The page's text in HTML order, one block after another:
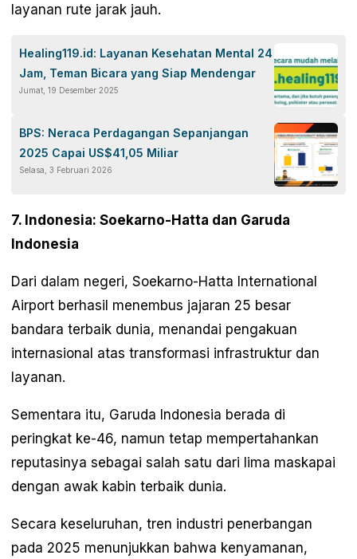
layanan rute jarak jauh.
Healing119.id: Layanan Kesehatan Mental 24
Jam, Teman Bicara yang Siap Mendengar
Jumat, 19 Desember 2025
BPS: Neraca Perdagangan Sepanjangan
2025 Capai US$41,05 Miliar
Selasa, 3 Februari 2026
7. Indonesia: Soekarno-Hatta dan Garuda
Indonesia
Dari dalam negeri, Soekarno-Hatta International
Airport berhasil menembus jajaran 25 besar
bandara terbaik dunia, menandai pengakuan
internasional atas transformasi infrastruktur dan
layanan.
Sementara itu, Garuda Indonesia berada di
peringkat ke-46, namun tetap mempertahankan
reputasinya sebagai salah satu dari lima maskapai
dengan awak kabin terbaik dunia.
Secara keseluruhan, tren industri penerbangan
pada 2025 menunjukkan bahwa kenyamanan,